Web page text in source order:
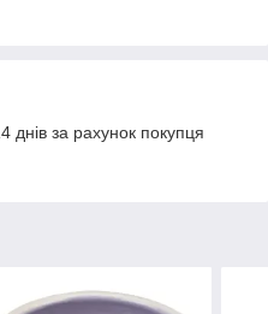
за рахунок покупця